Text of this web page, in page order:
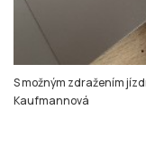
S možným zdražením
Kaufmannová